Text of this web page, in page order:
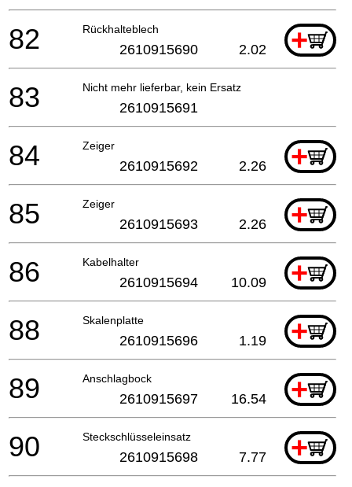
Rückhalteblech +
82 2610915690 2.02
Nicht mehr lieferbar, kein Ersatz
83 2610915691
Zeiger +
84 2610915692 2.26
Zeiger +
85 2610915693 2.26
Kabelhalter +
86 2610915694 10.09
Skalenplatte +
88 2610915696 1.19
Anschlagbock +
89 2610915697 16.54
Steckschlüsseleinsatz +
90 2610915698 7.77